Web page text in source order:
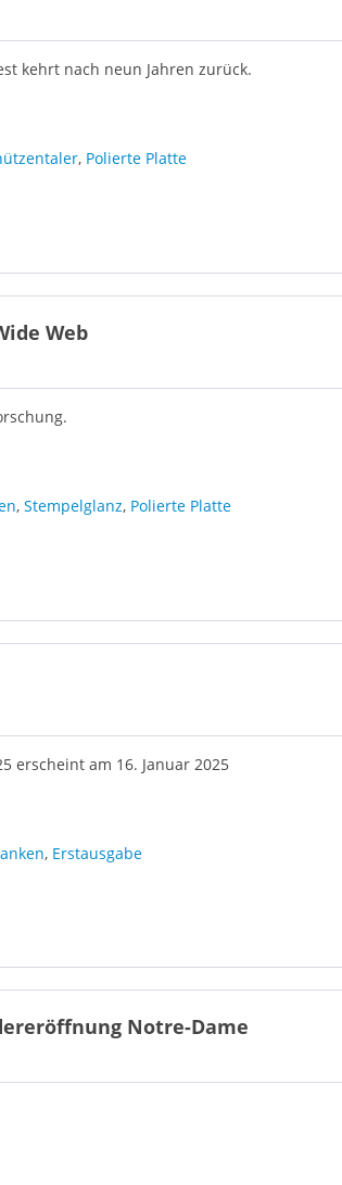
kehrt nach neun Jahren zurück.
, Polierte Platte
Web
,Stempelglanz, Polierte Platte
erscheint am 16. Januar 2025
, Erstausgabe
Notre-Dame